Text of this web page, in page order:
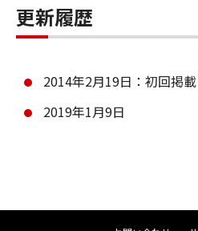
更新履歴
2014年2月19日：初回掲載
2019年1月9日